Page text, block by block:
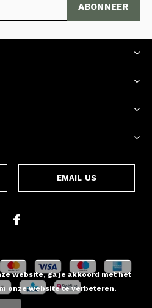
ABONNEER
EMAIL US
website, ga je akkoord met het
onze website te verbeteren.